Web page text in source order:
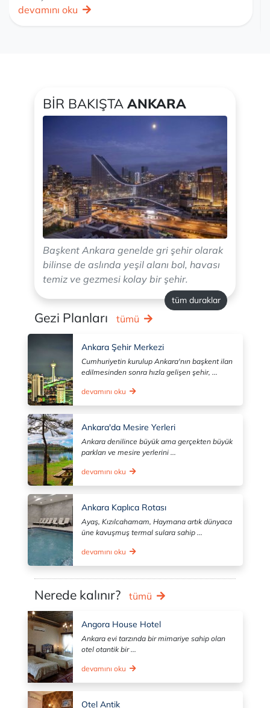
devamını oku
BIR BAKIŞTA ANKARA
Başkent Ankara genelde gri şehir olarak
bilinse de aslında yeşil alanı bol, havası
temiz ve gezmesi kolay bir şehir.
tüm duraklar
Gezi Planları tümü
Ankara Şehir Merkezi
Cumhuriyetin kurulup Ankara'nın başkent ilan
edilmesinden sonra hızla gelişen şehir, ...
devamını oku
Ankara'da Mesire Yerleri
Ankara denilince büyük ama gerçekten büyük
parkları ve mesire yerlerini ...
devamını oku
Ankara Kaplıca Rotası
Ayaş, Kızılcahamam, Haymana artık dünyaca
üne kavuşmuş termal sulara sahip ...
devamını oku
Nerede kalınır? tümü
Angora House Hotel
Ankara evi tarzında bir mimariye sahip olan
otel otantik bir ...
devamını oku
Otel Antik